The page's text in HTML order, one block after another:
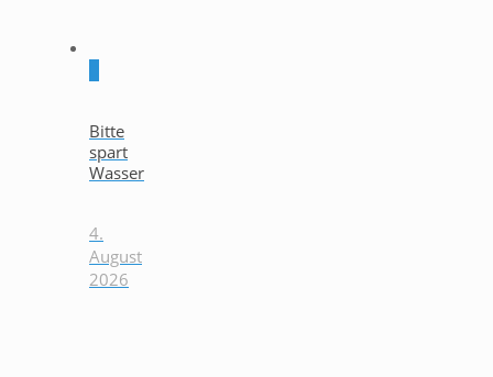
Bitte
spart
Wasser
4.
August
2026